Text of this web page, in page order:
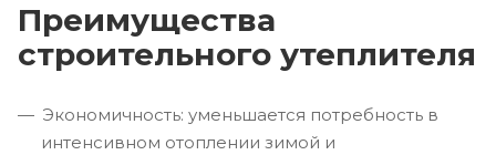
Преимущества
строительного утеплителя
Экономичность: уменьшается потребность в
интенсивном отоплении зимой и